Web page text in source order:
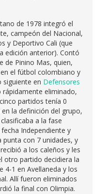
de 1978 integró el
campeón del Nacional,
y Deportivo Cali (que
edición anterior). Contó
de Pinino Mas, quien,
el fútbol colombiano y
siguiente en Defensores
rápidamente eliminado,
partidos tenía 0
la definición del grupo,
a la fase
Independiente y
con 7 unidades, y
a los caleños y les
otro partido decidiera la
4-1 en Avellaneda y los
Allí fueron eliminados
la final con Olimpia.